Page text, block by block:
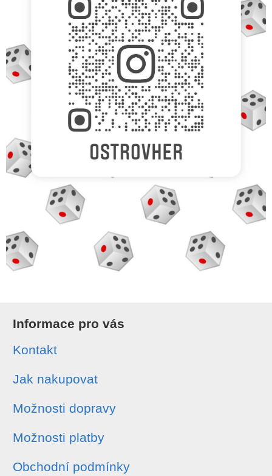
Informace pro vás
Kontakt
Jak nakupovat
Možnosti dopravy
Možnosti platby
Obchodní podmínky